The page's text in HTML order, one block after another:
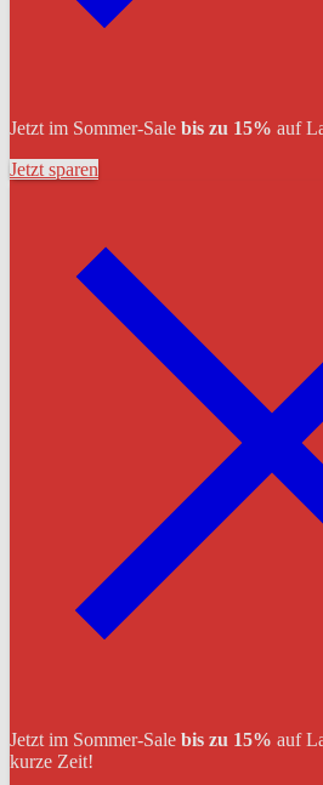
Jetzt im Sommer-Sale bis zu 15% auf
Jetzt sparen
Jetzt im Sommer-Sale bis zu 15% auf
kurze Zeit!